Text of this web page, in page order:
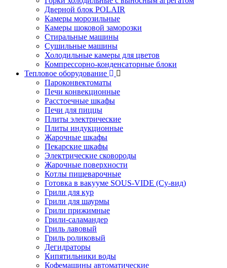
Дверной блок POLAIR
Камеры морозильные
Камеры шоковой заморозки
Стиральные машины
Сушильные машины
Холодильные камеры для цветов
Компрессорно-конденсаторные блоки
Тепловое оборудование
Пароконвектоматы
Печи конвекционные
Расстоечные шкафы
Печи для пиццы
Плиты электрические
Плиты индукционные
Жарочные шкафы
Пекарские шкафы
Электрические сковороды
Жарочные поверхности
Котлы пищеварочные
Готовка в вакууме SOUS-VIDE (Су-вид)
Грили для кур
Грили для шаурмы
Грили прижимные
Грили-саламандер
Гриль лавовый
Гриль роликовый
Дегидраторы
Кипятильники воды
Кофемашины автоматические